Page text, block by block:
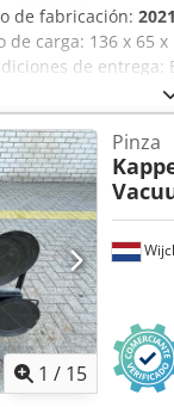
de fabricación: 2021
carga: 136 x 65
de entrega:
información.
de doble
de 360° *
1 / 15
Pinza